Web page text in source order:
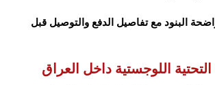
البنود مع تفاصيل الدفع والتوصيل قبل